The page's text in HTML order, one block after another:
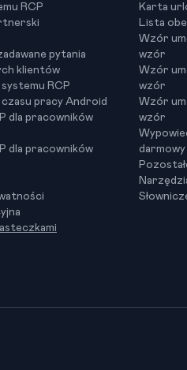
RCP
pytania
klientów
RCP
pracy Android
dla pracowników
dla pracowników
Karta
Lista
Wzór
wzór
Wzór
wzór
Wzór
wzór